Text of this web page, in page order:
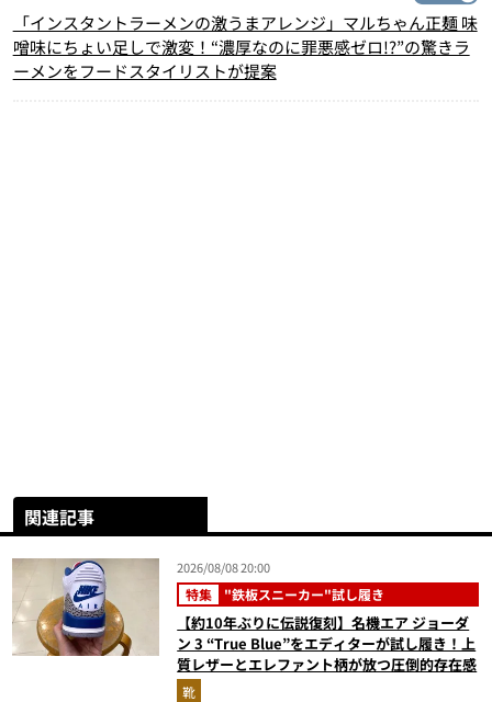
「インスタントラーメンの激うまアレンジ」マルちゃん正麺 味
噌味にちょい足しで激変！“濃厚なのに罪悪感ゼロ!?”の驚きラ
ーメンをフードスタイリストが提案
関連記事
2026/08/08 20:00
特集 "鉄板スニーカー"試し履き
【約10年ぶりに伝説復刻】名機エア ジョーダ
ン 3 “True Blue”をエディターが試し履き！上
質レザーとエレファント柄が放つ圧倒的存在感
靴